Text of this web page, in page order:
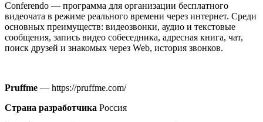
Conferendo — программа для организации бесплатного
видеочата в режиме реального времени через интернет. Среди
основных преимуществ: видеозвонки, аудио и текстовые
сообщения, запись видео собеседника, адресная книга, чат,
поиск друзей и знакомых через Web, история звонков.
Pruffme — https://pruffme.com/
Страна разработчика Россия